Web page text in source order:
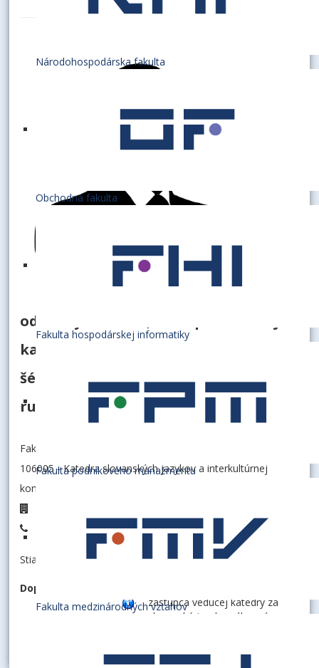
Národohospodárska fakulta
Obchodná fakulta
Fakulta hospodárskej informatiky
Fakulta podnikového manažmentu
Fakulta medzinárodných vzťahov
odborný asistent, zástupca vedúcej
katedry za slovanské jazyky,
šéfredaktor časopisu Lingua et Vita,
ruský jazyk
Fakulta aplikovaných jazykov
106005 - Katedra slovanských jazykov a interkultúrnej
komunikácie
+421 2 6729 5233
Stiahnuť informáciu ako: vCard
Doplnkové informácie
zástupca vedúcej katedry za
slovanské jazyky, výkonný